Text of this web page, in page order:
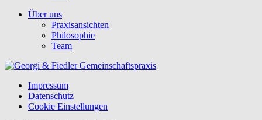
Über uns
Praxisansichten
Philosophie
Team
Impressum
Datenschutz
Cookie Einstellungen